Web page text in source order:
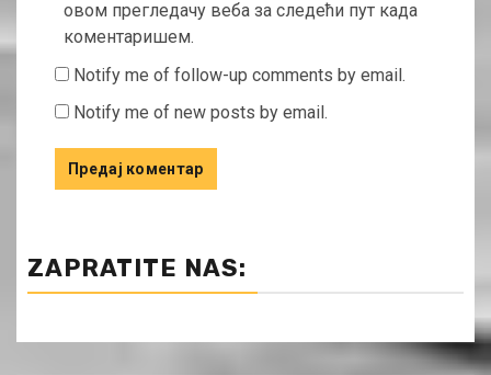
овом прегледачу веба за следећи пут када
коментаришем.
Notify me of follow-up comments by email.
Notify me of new posts by email.
ZAPRATITE NAS: